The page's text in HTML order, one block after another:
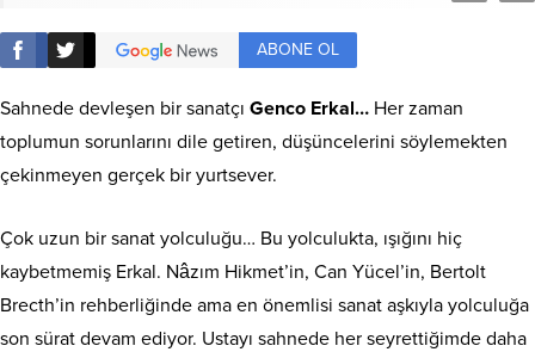
ABONE OL
Sahnede devleşen bir sanatçı Genco Erkal… Her zaman
toplumun sorunlarını dile getiren, düşüncelerini söylemekten
çekinmeyen gerçek bir yurtsever.
Çok uzun bir sanat yolculuğu… Bu yolculukta, ışığını hiç
kaybetmemiş Erkal. Nâzım Hikmet’in, Can Yücel’in, Bertolt
Brecth’in rehberliğinde ama en önemlisi sanat aşkıyla yolculuğa
son sürat devam ediyor. Ustayı sahnede her seyrettiğimde daha